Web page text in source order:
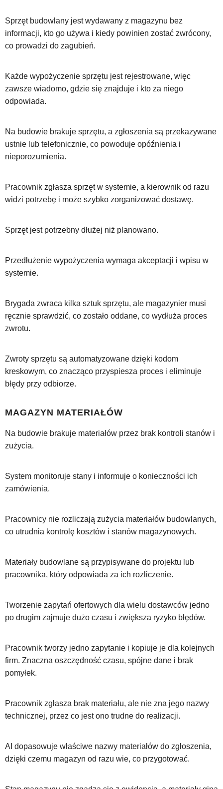
Sprzęt budowlany jest wydawany z magazynu bez
informacji, kto go używa i kiedy powinien zostać zwrócony,
co prowadzi do zagubień.
Każde wypożyczenie sprzętu jest rejestrowane, więc
zawsze wiadomo, gdzie się znajduje i kto za niego
odpowiada.
Na budowie brakuje sprzętu, a zgłoszenia są przekazywane
ustnie lub telefonicznie, co powoduje opóźnienia i
nieporozumienia.
Pracownik zgłasza sprzęt w systemie, a kierownik od razu
widzi potrzebę i może szybko zorganizować dostawę.
Sprzęt jest potrzebny dłużej niż planowano.
Przedłużenie wypożyczenia wymaga akceptacji i wpisu w
systemie.
Brygada zwraca kilka sztuk sprzętu, ale magazynier musi
ręcznie sprawdzić, co zostało oddane, co wydłuża proces
zwrotu.
Zwroty sprzętu są automatyzowane dzięki kodom
kreskowym, co znacząco przyspiesza proces i eliminuje
błędy przy odbiorze.
MAGAZYN MATERIAŁÓW
Na budowie brakuje materiałów przez brak kontroli stanów i
zużycia.
System monitoruje stany i informuje o konieczności ich
zamówienia.
Pracownicy nie rozliczają zużycia materiałów budowlanych,
co utrudnia kontrolę kosztów i stanów magazynowych.
Materiały budowlane są przypisywane do projektu lub
pracownika, który odpowiada za ich rozliczenie.
Tworzenie zapytań ofertowych dla wielu dostawców jedno
po drugim zajmuje dużo czasu i zwiększa ryzyko błędów.
Pracownik tworzy jedno zapytanie i kopiuje je dla kolejnych
firm. Znaczna oszczędność czasu, spójne dane i brak
pomyłek.
Pracownik zgłasza brak materiału, ale nie zna jego nazwy
technicznej, przez co jest ono trudne do realizacji.
AI dopasowuje właściwe nazwy materiałów do zgłoszenia,
dzięki czemu magazyn od razu wie, co przygotować.